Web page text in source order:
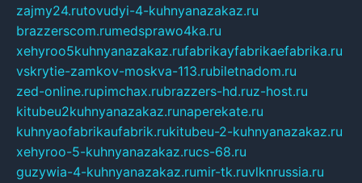
zajmy24.rutovudyi-4-kuhnyanazakaz.ru
brazzerscom.rumedsprawo4ka.ru
xehyroo5kuhnyanazakaz.rufabrikayfabrikaefabrika.ru
vskrytie-zamkov-moskva-113.rubiletnadom.ru
zed-online.rupimchax.rubrazzers-hd.ruz-host.ru
kitubeu2kuhnyanazakaz.runaperekate.ru
kuhnyaofabrikaufabrik.rukitubeu-2-kuhnyanazakaz.ru
xehyroo-5-kuhnyanazakaz.rucs-68.ru
guzywia-4-kuhnyanazakaz.rumir-tk.ruvlknrussia.ru